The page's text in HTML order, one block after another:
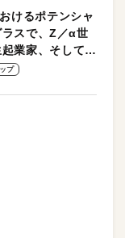
けるポテンシャ
スで、Z／α世
業家、そして教
PR】
プ